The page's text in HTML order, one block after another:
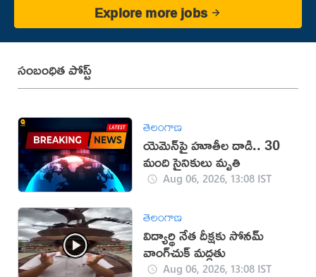
Explore more jobs
సంబంధిత పోస్ట్
తెలంగాణ
యెమెన్‌పై హూతీల దాడి.. 30
మంది సైనికులు మృతి
Aug 06, 2026, 13:08 IST
తెలంగాణ
విద్యార్థి నేత దీక్షకు సోనమ్
వాంగ్‌చుక్ మద్దతు
Aug 06, 2026, 13:08 IST